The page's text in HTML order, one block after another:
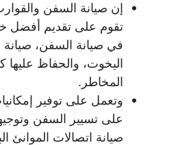
إن صيانة السفن
تقوم على تقديم أفضل
في صيانة السفن، صيانة
اليخوت، والحفاظ
المخاطر.
وتعمل على توفير
على تسيير السفن
صيانة اتصالات الموانئ